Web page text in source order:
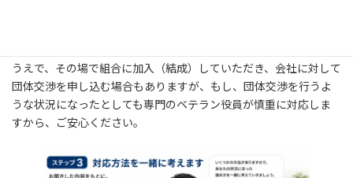
うえで、その場で組合に加入（結成）していただき、会社に対して
団体交渉を申し込む場合もありますが、もし、団体交渉を行うよ
うな状況になったとしても専門のベテラン役員が慎重に対応しま
すから、ご安心ください。